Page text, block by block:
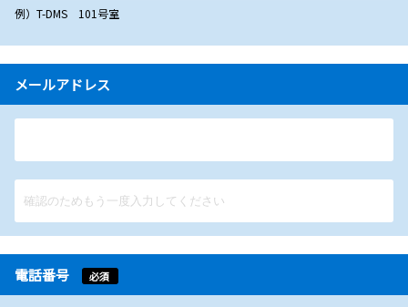
例）T-DMS 101号室
メールアドレス
電話番号 必須